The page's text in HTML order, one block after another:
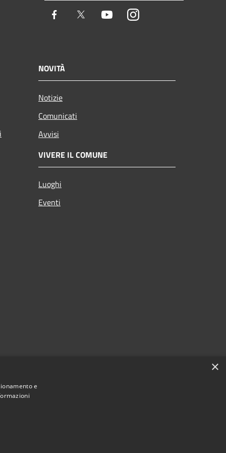
Facebook Twitter YoutubeInstagram
NOVITÀ
Notizie
Comunicati
Avvisi
VIVERE IL COMUNE
Luoghi
Eventi
×
e